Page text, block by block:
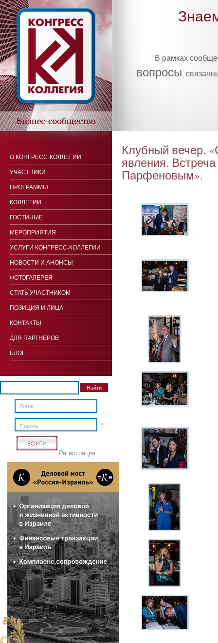
В рамках
вопросы,
Клубный вечер.
явления.
Парфеновым».
О КОНГРЕСС-КОЛЛЕГИИ
УЧАСТНИКИ
ПРОГРАММЫ
КОЛЛЕГИИ
ГОСТИНЫЕ
МЕРОПРИЯТИЯ
УСЛУГИ КОНГРЕСС-КОЛЛЕГИИ
НОВОСТИ И АНОНСЫ
ФОТОГАЛЕРЕЯ
СТАТЬ УЧАСТНИКОМ
ПОЗИЦИЯ И ЛИЦА
КОНТАКТЫ
ДЛЯ ПАРТНЕРОВ
БЛОГ
?
Пароль
Регистрация